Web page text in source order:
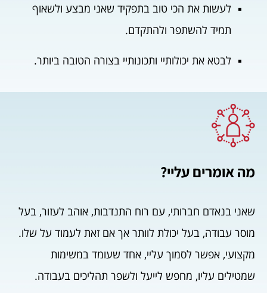
לעשות את הכי טוב בתפקיד שאני מבצע ולשאוף
תמיד להשתפר ולהתקדם.
לבטא את יכולותיי ותכונותיי בצורה הטובה ביותר.
מה אומרים עליי?
שאני בנאדם חברותי, עם רוח התנדבות, אוהב לעזור, בעל
מוסר עבודה, בעל יכולת לוותר אך אם זאת לעמוד על שלו.
מקצועי, אפשר לסמוך עליי, אחד שעומד במשימות
שמטילים עליו, מחפש לייעל ולשפר תהליכים בעבודה.